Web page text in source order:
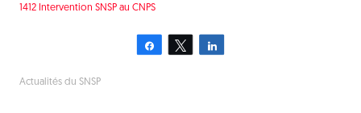
1412 Intervention SNSP au CNPS
Partagez Tweetez
Actualités du SNSP